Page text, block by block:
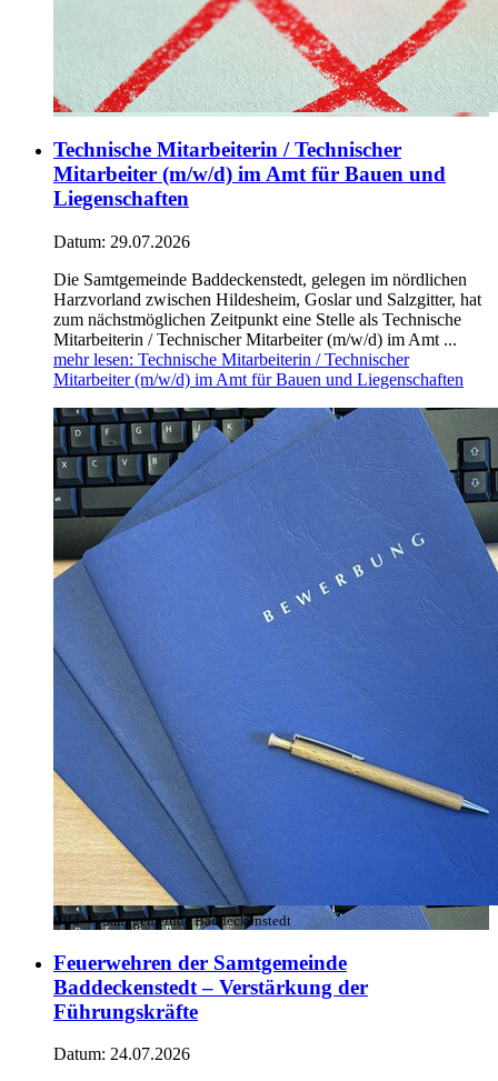
Technische Mitarbeiterin / Technischer
Mitarbeiter (m/w/d) im Amt für Bauen und
Liegenschaften
Datum: 29.07.2026
Die Samtgemeinde Baddeckenstedt, gelegen im nördlichen
Harzvorland zwischen Hildesheim, Goslar und Salzgitter, hat
zum nächstmöglichen Zeitpunkt eine Stelle als Technische
Mitarbeiterin / Technischer Mitarbeiter (m/w/d) im Amt ...
mehr lesen: Technische Mitarbeiterin / Technischer
Mitarbeiter (m/w/d) im Amt für Bauen und Liegenschaften
Bild:© Samtgemeinde Baddeckenstedt
Feuerwehren der Samtgemeinde
Baddeckenstedt – Verstärkung der
Führungskräfte
Datum: 24.07.2026